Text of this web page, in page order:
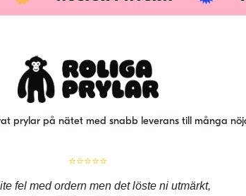
prylar på nätet med snabb leverans till många
⭐⭐⭐⭐⭐
fel med ordern men det löste ni utmärkt,